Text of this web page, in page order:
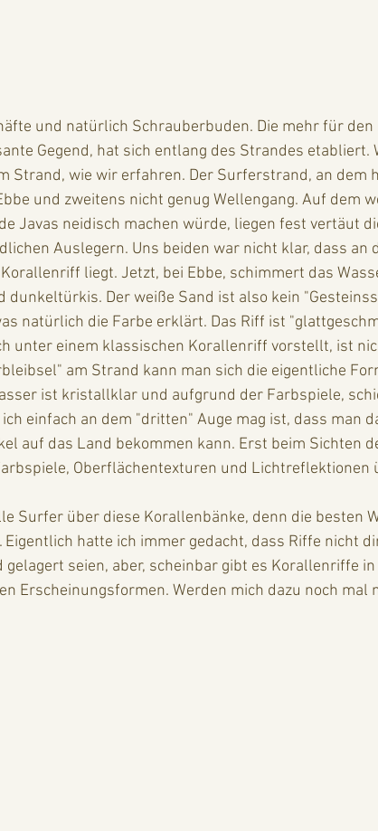
und natürlich Schrauberbuden. Die mehr für
Gegend, hat sich entlang des Strandes etabliert.
Strand, wie wir erfahren. Der Surferstrand, an dem
und zweitens nicht genug Wellengang. Auf dem
Javas neidisch machen würde, liegen fest vertäut
Auslegern. Uns beiden war nicht klar, dass an
liegt. Jetzt, bei Ebbe, schimmert das
dunkeltürkis. Der weiße Sand ist also kein
natürlich die Farbe erklärt. Das Riff ist
unter einem klassischen Korallenriff vorstellt, ist
am Strand kann man sich die eigentliche
ist kristallklar und aufgrund der Farbspiele,
einfach an dem "dritten" Auge mag ist, dass man
auf das Land bekommen kann. Erst beim Sichten
Oberflächentexturen und
Surfer über diese Korallenbänke, denn die besten
hatte ich immer gedacht, dass Riffe nicht
gelagert seien, aber, scheinbar gibt es Korallenriffe in
Erscheinungsformen. Werden mich dazu noch mal